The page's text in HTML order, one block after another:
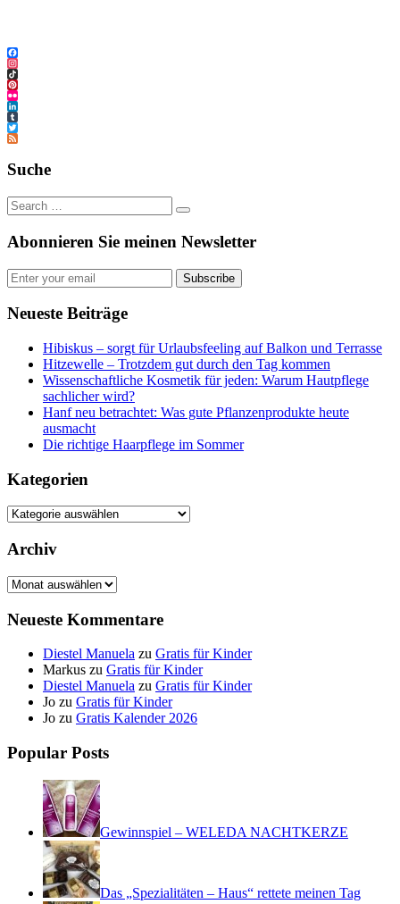
Facebook
Instagram
TikTok
Pinterest
Flickr
LinkedIn
Tumblr
Twitter
Feed
Suche
Abonnieren Sie meinen Newsletter
Subscribe
Neueste Beiträge
Hibiskus – sorgt für Urlaubsfeeling auf Balkon und Terrasse
Hitzewelle – Trotzdem gut durch den Tag kommen
Wissenschaftliche Kosmetik für jeden: Warum Hautpflege
sachlicher wird?
Hanf neu betrachtet: Was gute Pflanzenprodukte heute
ausmacht
Die richtige Haarpflege im Sommer
Kategorien
Kategorien
Archiv
Archiv
Neueste Kommentare
Diestel Manuela zu Gratis für Kinder
Markus zu Gratis für Kinder
Diestel Manuela zu Gratis für Kinder
Jo zu Gratis für Kinder
Jo zu Gratis Kalender 2026
Popular Posts
Gewinnspiel – WELEDA NACHTKERZE
Das „Spezialitäten – Haus“ rettete meinen Tag